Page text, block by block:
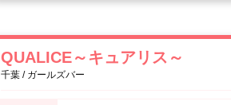
QUALICE～キュアリス～
千葉 / ガールズバー